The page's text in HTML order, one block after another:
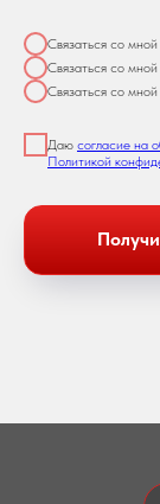
Связаться со
Связаться со
Связаться со
Даю согласие на
Политикой